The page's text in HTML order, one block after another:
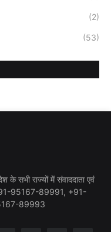
(2)
(53)
सभी राज्यों में संवाददाता एवं
95167-89991, +91-
89993